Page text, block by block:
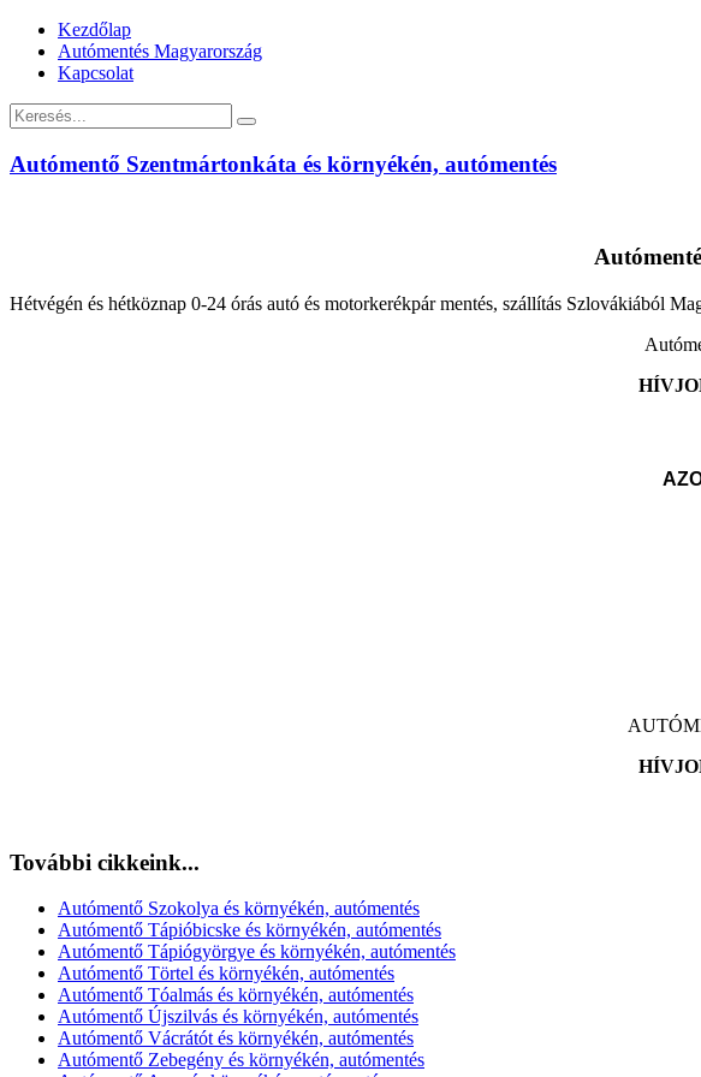
Kezdőlap
Autómentés Magyarország
Kapcsolat
Autómentő Szentmártonkáta és környékén, autómentés
Hétvégén és hétköznap 0-24 órás autó és motorkerékpár mentés, szállítás Szlovákiából
További cikkeink...
Autómentő Szokolya és környékén, autómentés
Autómentő Tápióbicske és környékén, autómentés
Autómentő Tápiógyörgye és környékén, autómentés
Autómentő Törtel és környékén, autómentés
Autómentő Tóalmás és környékén, autómentés
Autómentő Újszilvás és környékén, autómentés
Autómentő Vácrátót és környékén, autómentés
Autómentő Zebegény és környékén, autómentés